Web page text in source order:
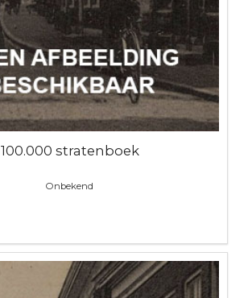
100.000 stratenboek
Onbekend